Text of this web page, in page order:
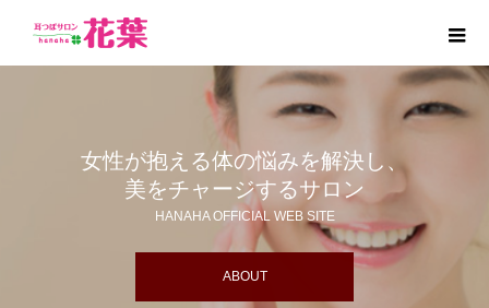
女性が抱える体の悩みを解決し、
美をチャージするサロン
HANAHA OFFICIAL WEB SITE
ABOUT